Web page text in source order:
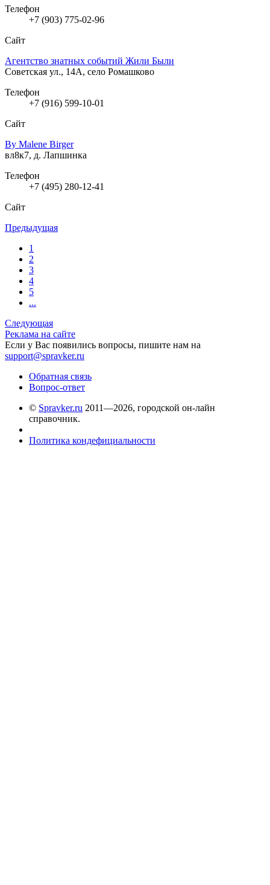
Телефон
+7 (903) 775-02-96
Сайт
Агентство знатных событий Жили Были
Советская ул., 14А, село Ромашково
Телефон
+7 (916) 599-10-01
Сайт
By Malene Birger
вл8к7, д. Лапшинка
Телефон
+7 (495) 280-12-41
Сайт
Предыдущая
1
2
3
4
5
...
Следующая
Реклама на сайте
Если у Вас появились вопросы, пишите нам на
support@spravker.ru
Обратная связь
Вопрос-ответ
© Spravker.ru 2011—2026, городской он-лайн
справочник.
Политика кондефициальности